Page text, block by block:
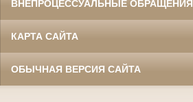
ВНЕПРОЦЕССУАЛЬНЫЕ ОБРАЩЕНИЯ
КАРТА САЙТА
ОБЫЧНАЯ ВЕРСИЯ САЙТА